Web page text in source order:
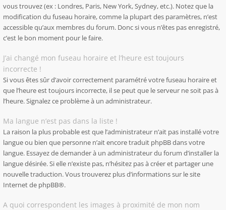
vous trouvez (ex : Londres, Paris, New York, Sydney, etc.). Notez que la
modification du fuseau horaire, comme la plupart des paramètres, n’est
accessible qu’aux membres du forum. Donc si vous n’êtes pas enregistré,
c’est le bon moment pour le faire.
J’ai changé mon fuseau horaire et l’heure est toujours
incorrecte !
Si vous êtes sûr d’avoir correctement paramétré votre fuseau horaire et
que l’heure est toujours incorrecte, il se peut que le serveur ne soit pas à
l’heure. Signalez ce problème à un administrateur.
Ma langue n’est pas dans la liste !
La raison la plus probable est que l’administrateur n’ait pas installé votre
langue ou bien que personne n’ait encore traduit phpBB dans votre
langue. Essayez de demander à un administrateur du forum d’installer la
langue désirée. Si elle n’existe pas, n’hésitez pas à créer et partager une
nouvelle traduction. Vous trouverez plus d’informations sur le site
Internet de phpBB®.
A quoi correspondent les images à proximité de mon nom